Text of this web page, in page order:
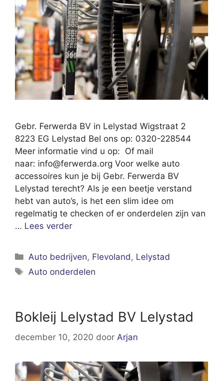
Gebr. Ferwerda BV in Lelystad Wigstraat 2
8223 EG Lelystad Bel ons op: 0320-228544
Meer informatie vind u op: Of mail
naar: info@ferwerda.org Voor welke auto
accessoires kun je bij Gebr. Ferwerda BV
Lelystad terecht? Als je een beetje verstand
hebt van auto’s, is het een slim idee om
regelmatig te checken of er onderdelen zijn van
… Lees verder
Categorieën
Auto bedrijven, Flevoland, Lelystad
Tags
Auto onderdelen
Bokleij Lelystad BV Lelystad
december 10, 2020 door Arjan